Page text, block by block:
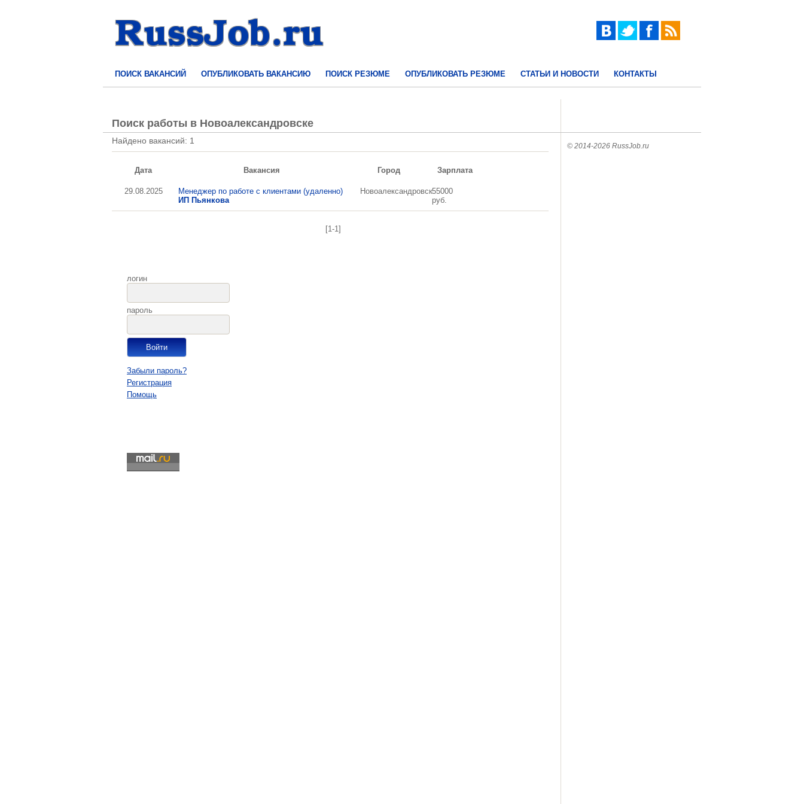
ПОИСК ВАКАНСИЙ ОПУБЛИКОВАТЬ ВАКАНСИЮ ПОИСК РЕЗЮМЕ ОПУБЛИКОВАТЬ РЕЗЮМЕ СТАТЬИ И НОВОСТИ КОНТАКТЫ
Поиск работы в Новоалександровске
Найдено вакансий: 1
Дата Вакансия Город Зарплата
29.08.2025
Менеджер по работе с клиентами (удаленно)
ИП Пьянкова
Новоалександровск55000
руб.
[1-1]
логин
пароль
Забыли пароль?
Регистрация
Помощь
© 2014-2026 RussJob.ru